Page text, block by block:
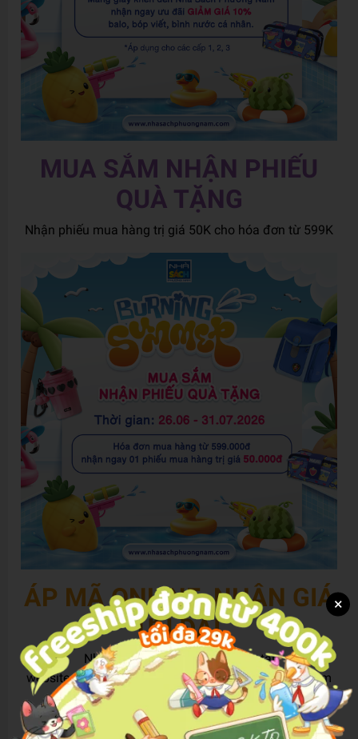
MUA SẮM NHẬN PHIẾU
QUÀ TẶNG
Nhận phiếu mua hàng trị giá 50K cho hóa đơn từ 599K
ÁP MÃ ONLINE, NHẬN GIÁ
ƯU ĐÃI
Nhập mã voucher khi chốt đơn tại
websitewww.nhasachphuongnam.comđể được giảm
trực tiếp trên đơn hàng của bạn
×